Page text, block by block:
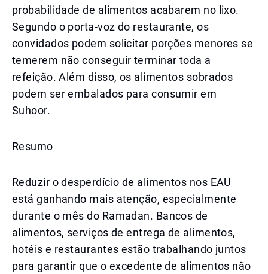
probabilidade de alimentos acabarem no lixo.
Segundo o porta-voz do restaurante, os
convidados podem solicitar porções menores se
temerem não conseguir terminar toda a
refeição. Além disso, os alimentos sobrados
podem ser embalados para consumir em
Suhoor.
Resumo
Reduzir o desperdício de alimentos nos EAU
está ganhando mais atenção, especialmente
durante o mês do Ramadan. Bancos de
alimentos, serviços de entrega de alimentos,
hotéis e restaurantes estão trabalhando juntos
para garantir que o excedente de alimentos não